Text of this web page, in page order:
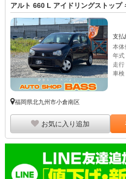
アルト 660 L アイドリングストップ
支払
本体
年式
走行
車検
福岡県北九州市小倉南区
お気に入り追加